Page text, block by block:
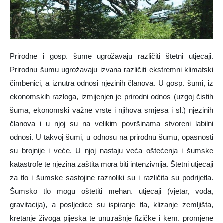
Prirodne i gosp. šume ugrožavaju različiti štetni utjecaji.
Prirodnu šumu ugrožavaju izvana različiti ekstremni klimatski
čimbenici, a iznutra odnosi njezinih članova. U gosp. šumi, iz
ekonomskih razloga, izmijenjen je prirodni odnos (uzgoj čistih
šuma, ekonomski važne vrste i njihova smjesa i sl.) njezinih
članova i u njoj su na velikim površinama stvoreni labilni
odnosi. U takvoj šumi, u odnosu na prirodnu šumu, opasnosti
su brojnije i veće. U njoj nastaju veća oštećenja i šumske
katastrofe te njezina zaštita mora biti intenzivnija. Štetni utjecaji
za tlo i šumske sastojine raznoliki su i različita su podrijetla.
Šumsko tlo mogu oštetiti mehan. utjecaji (vjetar, voda,
gravitacija), a posljedice su ispiranje tla, klizanje zemljišta,
kretanje živoga pijeska te unutrašnje fizičke i kem. promjene